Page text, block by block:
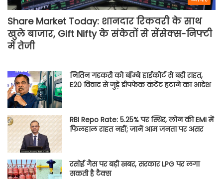
Share Market Today: शानदार रिकवरी के साथ
खुले बाजार, Gift Nifty के संकेतों से सेंसेक्स-निफ्टी
में तेजी
नितिन गडकरी को बॉम्बे हाईकोर्ट से बड़ी राहत,
E20 विवाद से जुड़े डीपफेक कंटेंट हटाने का आदेश
RBI Repo Rate: 5.25% पर स्थिर, लोन की EMI में
फिलहाल राहत नहीं; जानें आम जनता पर असर
रसोई गैस पर बड़ी खबर, सरकार LPG पर लगा
सकती है टैक्स